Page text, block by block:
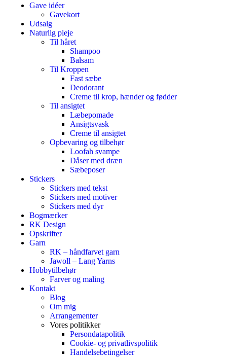
Gave idéer
Gavekort
Udsalg
Naturlig pleje
Til håret
Shampoo
Balsam
Til Kroppen
Fast sæbe
Deodorant
Creme til krop, hænder og fødder
Til ansigtet
Læbepomade
Ansigtsvask
Creme til ansigtet
Opbevaring og tilbehør
Loofah svampe
Dåser med dræn
Sæbeposer
Stickers
Stickers med tekst
Stickers med motiver
Stickers med dyr
Bogmærker
RK Design
Opskrifter
Garn
RK – håndfarvet garn
Jawoll – Lang Yarns
Hobbytilbehør
Farver og maling
Kontakt
Blog
Om mig
Arrangementer
Vores politikker
Persondatapolitik
Cookie- og privatlivspolitik
Handelsebetingelser